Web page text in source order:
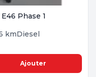
Phase 1
kmDiesel
Ajouter